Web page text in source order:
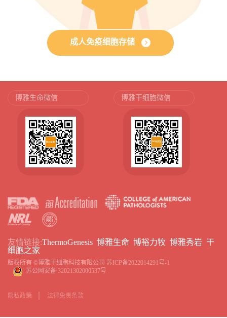
成人免疫细胞存储
博雅生命微信 博雅干细胞微信
友情链接:ThermoGenesis 博雅生命 博裕力牧 博雅秀岩 干
细胞之家
版权所有 ©博雅干细胞科技有限公司 苏ICP备2022014291号-1
苏公网安备 32021302000537号
隐私政策 法律免责条款